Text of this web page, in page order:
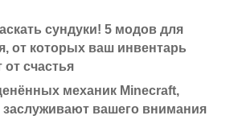
сундуки! 5 модов для
от которых ваш инвентарь
от счастья
механик Minecraft,
заслуживают вашего внимания